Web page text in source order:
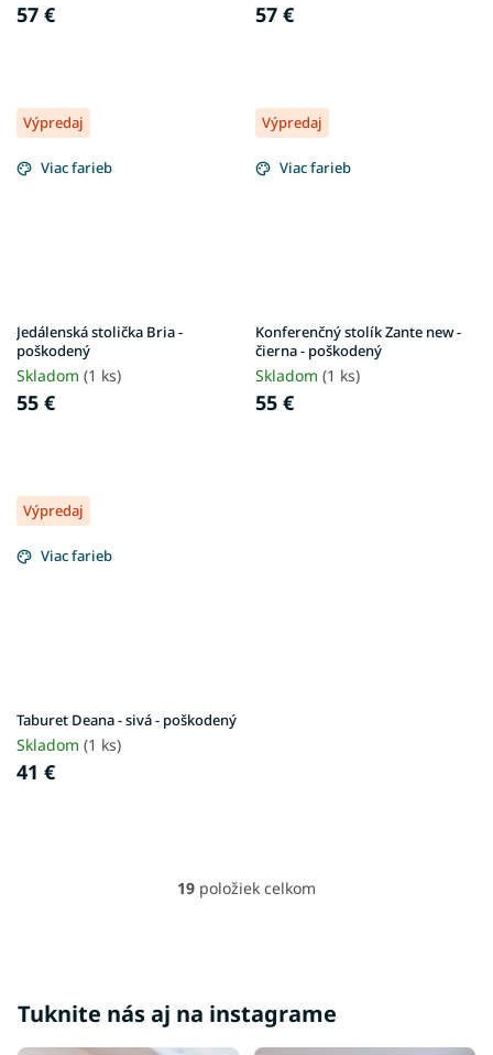
57 € 57 €
Výpredaj
Viac farieb
Jedálenská stolička Bria -
poškodený
Skladom (1 ks)
55 €
Výpredaj
Viac farieb
Konferenčný stolík Zante new -
čierna - poškodený
Skladom (1 ks)
55 €
Výpredaj
Viac farieb
Taburet Deana - sivá - poškodený
Skladom (1 ks)
41 €
O
a
c
19 položiek celkom
Tuknite nás aj na instagrame